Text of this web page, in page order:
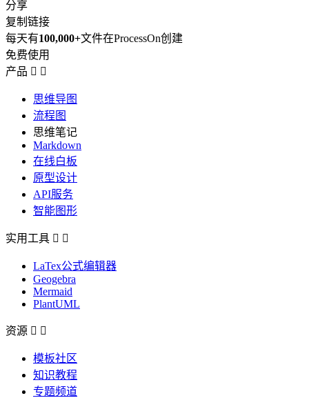
分享
复制链接
每天有100,000+文件在ProcessOn创建
免费使用
产品  
思维导图
流程图
思维笔记
Markdown
在线白板
原型设计
API服务
智能图形
实用工具  
LaTex公式编辑器
Geogebra
Mermaid
PlantUML
资源  
模板社区
知识教程
专题频道